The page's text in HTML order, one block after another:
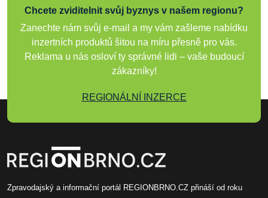
Chcete zviditelnit svůj byznys v našem regionu?
Zanechte nám svůj e-mail a my vám zašleme nabídku
inzertních produktů šitou na míru přesně pro vás.
Reklama u nás osloví ty správné lidi – vaše budoucí
zákazníky!
REGIONÁLNÍ INZERCE
Zpravodajský a informační portál REGIONBRNO.CZ přináší od roku